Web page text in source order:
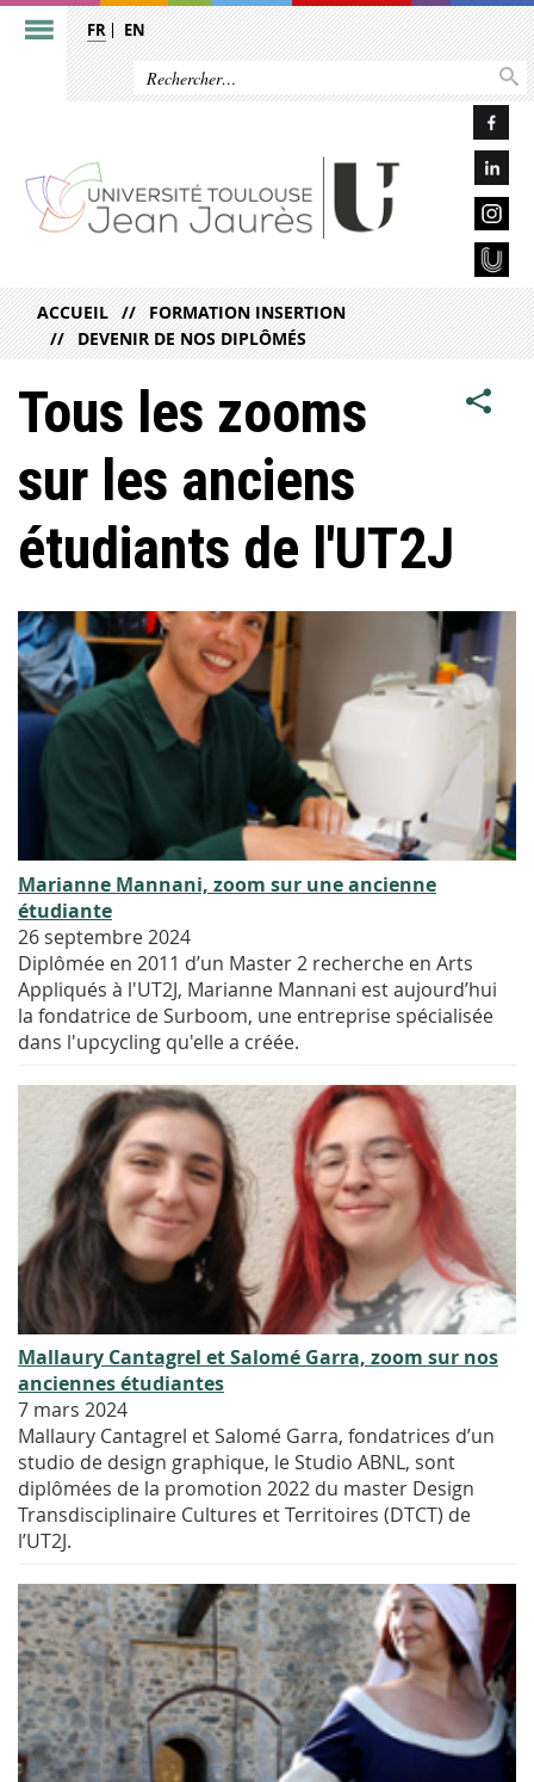
FR EN
ACCUEIL
FORMATION INSERTION
DEVENIR DE NOS DIPLÔMÉS
Tous les zooms
sur les anciens
étudiants de l'UT2J
Marianne Mannani, zoom sur une ancienne
étudiante
26 septembre 2024
Diplômée en 2011 d’un Master 2 recherche en Arts
Appliqués à l'UT2J, Marianne Mannani est aujourd’hui
la fondatrice de Surboom, une entreprise spécialisée
dans l'upcycling qu'elle a créée.
Mallaury Cantagrel et Salomé Garra, zoom sur nos
anciennes étudiantes
7 mars 2024
Mallaury Cantagrel et Salomé Garra, fondatrices d’un
studio de design graphique, le Studio ABNL, sont
diplômées de la promotion 2022 du master Design
Transdisciplinaire Cultures et Territoires (DTCT) de
l’UT2J.